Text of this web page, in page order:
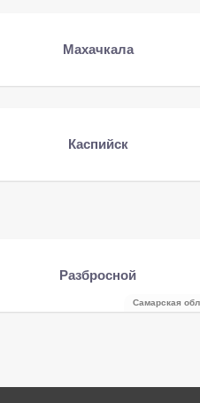
Махачкала
Каспийск
Разбросной
Самарская